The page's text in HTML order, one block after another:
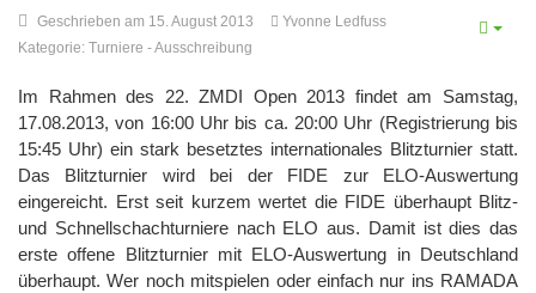
Geschrieben am 15. August 2013
Yvonne Ledfuss
Kategorie: Turniere -Ausschreibung
Im Rahmen des 22. ZMDI Open 2013 findet am Samstag,
17.08.2013, von 16:00 Uhr bis ca. 20:00 Uhr (Registrierung bis
15:45 Uhr) ein stark besetztes internationales Blitzturnier statt.
Das Blitzturnier wird bei der FIDE zur ELO-Auswertung
eingereicht. Erst seit kurzem wertet die FIDE überhaupt Blitz-
und Schnellschachturniere nach ELO aus. Damit ist dies das
erste offene Blitzturnier mit ELO-Auswertung in Deutschland
überhaupt. Wer noch mitspielen oder einfach nur ins RAMADA